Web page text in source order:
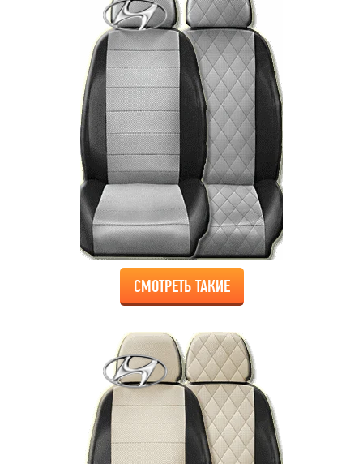
СМОТРЕТЬ ТАКИЕ